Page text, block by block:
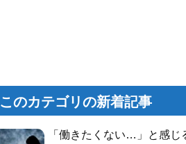
このカテゴリの新着記事
「働きたくない…」と感じ